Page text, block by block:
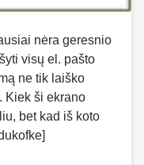
nėra geresnio
visų el. pašto
ne tik laiško
Kiek ši ekrano
bet kad iš koto